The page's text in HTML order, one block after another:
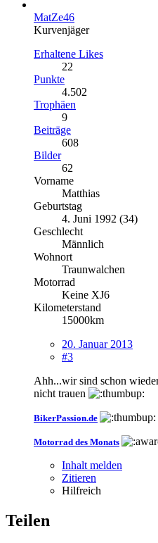
MatZe46
Kurvenjäger
Erhaltene Likes
22
Punkte
4.502
Trophäen
9
Beiträge
608
Bilder
62
Vorname
Matthias
Geburtstag
4. Juni 1992 (34)
Geschlecht
Männlich
Wohnort
Traunwalchen
Motorrad
Keine XJ6
Kilometerstand
15000km
20. Januar 2013
#3
Ahh...wir sind schon
nicht trauen
BikerPassion.de
Motorrad des Monats
Inhalt melden
Zitieren
Hilfreich
Teilen